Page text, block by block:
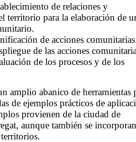
de relaciones y
territorio para la elaboración de
de acciones
de las acciones
de los procesos y de los
amplio abanico de herramientas
de ejemplos prácticos de
provienen de la ciudad de
aunque también se incorporan